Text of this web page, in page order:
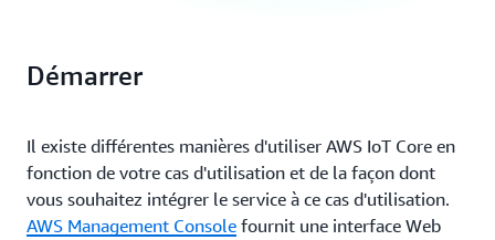
Démarrer
Il existe différentes manières d'utiliser AWS IoT Core en
fonction de votre cas d'utilisation et de la façon dont
vous souhaitez intégrer le service à ce cas d'utilisation.
AWS Management Console fournit une interface Web